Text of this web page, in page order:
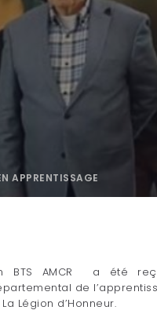
APPRENTISSAGE
BTS AMCR a été
de
Légion d’Honneur.